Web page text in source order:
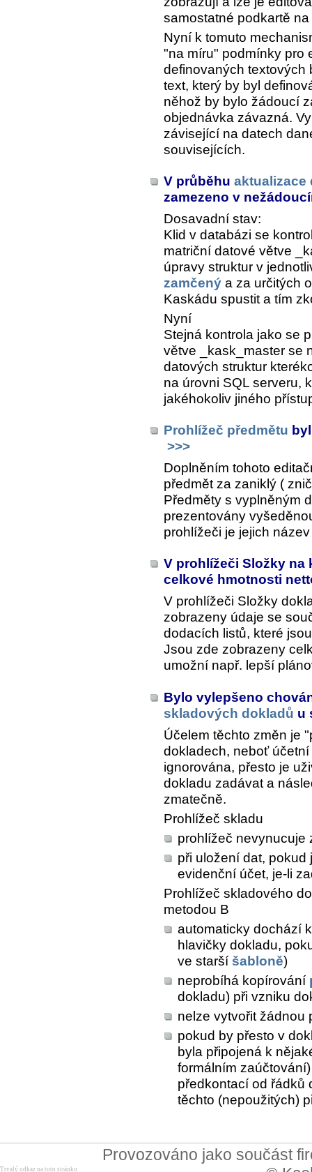
samostatné podkartě
Nyní k tomuto
"na míru" podmínky pro
definovaných textových
text, který by byl
něhož by bylo žádoucí
objednávka závazná.
závisející na datech
souvisejících.
V průběhu aktualizace
zamezeno v
Dosavadní stav:
Klid v databázi se
matriční datové větve
úpravy struktur v
zamčený a za určitých
Kaskádu spustit a tím
Nyní
Stejná kontrola jako se
větve _kask_master se
datových struktur
na úrovni SQL serveru,
jakéhokoliv jiného
Prohlížeč předmětu
>>>
Doplněním tohoto
předmět za zaniklý (
Předměty s vyplněným
prezentovány
prohlížeči je jejich
V prohlížeči Složky na
celkové hmotnosti
V prohlížeči Složky
zobrazeny údaje se
dodacích listů, které
Jsou zde zobrazeny
umožní např. lepší
Bylo vylepšeno
skladových dokladů u
Účelem těchto změn je
dokladech, neboť
ignorována, přesto je
dokladu zadávat a
zmatečně.
Prohlížeč skladu
prohlížeč nevynucuje
při uložení dat,
evidenční účet, je-li
Prohlížeč skladového
metodou B
automaticky dochází
hlavičky dokladu,
ve starší šabloně)
neprobíhá kopírování
dokladu) při vzniku
nelze vytvořit žádnou
pokud by přesto v
byla připojená k
formálním
předkontací od řádků
těchto (nepoužitých)
Provozováno jako součást
Trvalý odkaz na tuto stránku